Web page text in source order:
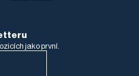
jako první.